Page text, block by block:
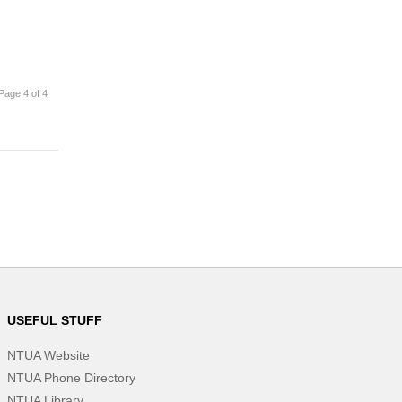
Page 4 of 4
USEFUL STUFF
NTUA Website
NTUA Phone Directory